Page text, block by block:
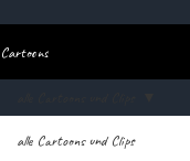
Cartoons
alle Cartoons und Clips